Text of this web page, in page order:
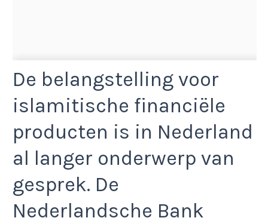
De belangstelling voor
islamitische financiële
producten is in Nederland
al langer onderwerp van
gesprek. De
Nederlandsche Bank